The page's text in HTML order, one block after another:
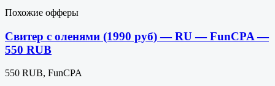
Похожие офферы
Свитер с оленями (1990 руб) — RU — FunCPA —
550 RUB
550 RUB, FunCPA